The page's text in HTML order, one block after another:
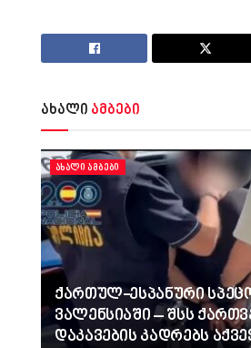
ახალი ამბები
ᲐᲮᲐᲚᲘ ᲐᲛᲑᲔᲑᲘ
ქართულ-ესპანური
ვალენსიაში – შსს
დაკავების კადრებს